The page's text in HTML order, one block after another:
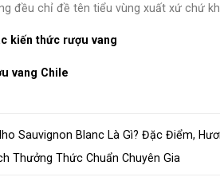
đều chỉ đề tên tiểu vùng xuất xứ chứ
kiến thức rượu vang
vang Chile
Sauvignon Blanc Là Gì? Đặc Điểm,
Thưởng Thức Chuẩn Chuyên Gia